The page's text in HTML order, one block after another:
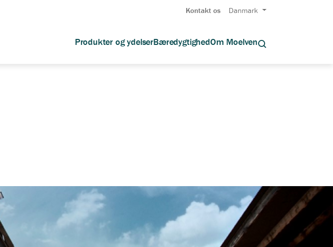
Kontakt os Danmark
Produkter og ydelserBæredygtighedOm Moelven